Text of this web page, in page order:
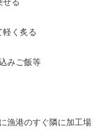
せる
軽く炙る
みご飯等
漁港のすぐ隣に加工場